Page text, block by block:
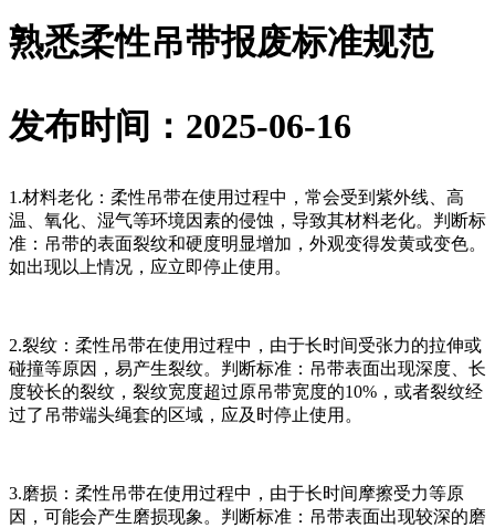
熟悉柔性吊带报废标准规范
发布时间：2025-06-16
1.材料老化：柔性吊带在使用过程中，常会受到紫外线、高
温、氧化、湿气等环境因素的侵蚀，导致其材料老化。判断标
准：吊带的表面裂纹和硬度明显增加，外观变得发黄或变色。
如出现以上情况，应立即停止使用。
2.裂纹：柔性吊带在使用过程中，由于长时间受张力的拉伸或
碰撞等原因，易产生裂纹。判断标准：吊带表面出现深度、长
度较长的裂纹，裂纹宽度超过原吊带宽度的10%，或者裂纹经
过了吊带端头绳套的区域，应及时停止使用。
3.磨损：柔性吊带在使用过程中，由于长时间摩擦受力等原
因，可能会产生磨损现象。判断标准：吊带表面出现较深的磨